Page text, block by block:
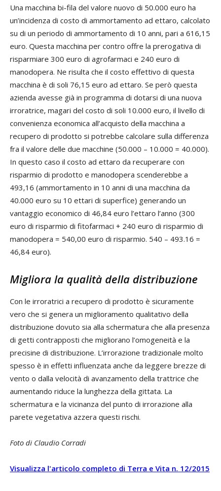
Una macchina bi-fila del valore nuovo di 50.000 euro ha
un’incidenza di costo di ammortamento ad ettaro, calcolato
su di un periodo di ammortamento di 10 anni, pari a 616,15
euro. Questa macchina per contro offre la prerogativa di
risparmiare 300 euro di agrofarmaci e 240 euro di
manodopera. Ne risulta che il costo effettivo di questa
macchina è di soli 76,15 euro ad ettaro. Se però questa
azienda avesse già in programma di dotarsi di una nuova
irroratrice, magari del costo di soli 10.000 euro, il livello di
convenienza economica all’acquisto della macchina a
recupero di prodotto si potrebbe calcolare sulla differenza
fra il valore delle due macchine (50.000 – 10.000 = 40.000).
In questo caso il costo ad ettaro da recuperare con
risparmio di prodotto e manodopera scenderebbe a
493,16 (ammortamento in 10 anni di una macchina da
40.000 euro su 10 ettari di superfice) generando un
vantaggio economico di 46,84 euro l’ettaro l’anno (300
euro di risparmio di fitofarmaci + 240 euro di risparmio di
manodopera = 540,00 euro di risparmio. 540 – 493.16 =
46,84 euro).
Migliora la qualità della distribuzione
Con le irroratrici a recupero di prodotto è sicuramente
vero che si genera un miglioramento qualitativo della
distribuzione dovuto sia alla schermatura che alla presenza
di getti contrapposti che migliorano l’omogeneità e la
precisine di distribuzione. L’irrorazione tradizionale molto
spesso è in effetti influenzata anche da leggere brezze di
vento o dalla velocità di avanzamento della trattrice che
aumentando riduce la lunghezza della gittata. La
schermatura e la vicinanza del punto di irrorazione alla
parete vegetativa azzera questi rischi.
Foto di Claudio Corradi
Visualizza l'articolo completo di Terra e Vita n. 12/2015